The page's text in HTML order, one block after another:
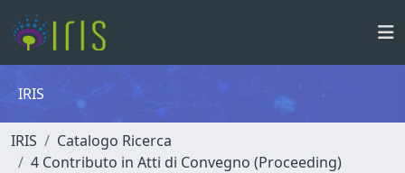
IRIS
IRIS
Catalogo Ricerca
4 Contributo in Atti di Convegno (Proceeding)